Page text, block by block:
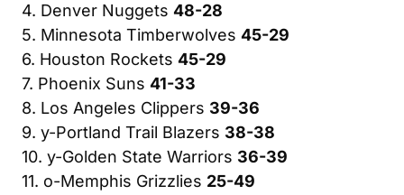
4. Denver Nuggets 48-28
5. Minnesota Timberwolves 45-29
6. Houston Rockets 45-29
7. Phoenix Suns 41-33
8. Los Angeles Clippers 39-36
9. y-Portland Trail Blazers 38-38
10. y-Golden State Warriors 36-39
11. o-Memphis Grizzlies 25-49